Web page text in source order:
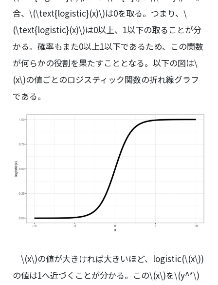
合、 \(\text{logistic}(x)\)は0を取る。つまり、 \
(\text{logistic}(x)\)は0以上、1以下の取ることが分
かる。確率もまた0以上1以下であるため、この関数
が何らかの役割を果たすこととなる。以下の図は\
(x\)の値ごとのロジスティック関数の折れ線グラフ
である。
\(x\)の値が大きければ大きいほど、logistic(\(x\))
の値は1へ近づくことが分かる。この\(x\)を\(y^*\)